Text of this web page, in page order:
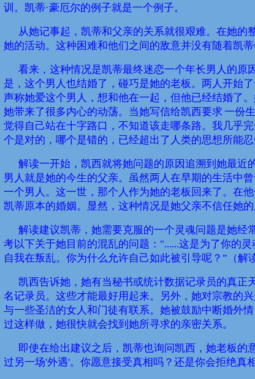
训。凯蒂·豪厄尔的例子就是一个例子。
从她记事起，凯蒂和父亲的关系就很艰难。在她的
她的活动。这种困难和他们之间的敌意并没有随着凯蒂
看来，这种情况是凯蒂最终迷恋一个年长男人的原
是，这个男人也结婚了，碰巧是她的老板。两人开始
声称她爱这个男人，想和他在一起，但他已经结婚了
她带来了很多内心的动荡。当她写信给凯西要求 一份
觉得自己站在十字路口，不知道该走哪条路。我几乎
个是对的，哪个是错的，已经超出了人类的思想所能
解读一开始，凯西就将她问题的原因追溯到她最近
男人就是她的今生的父亲。虽然两人在早期的生活中
一个男人。这一世，那个人作为她的老板回来了。在
凯蒂原本的婚姻。显然，这种情况是她父亲不信任她的
解读建议凯蒂，她需要克服的一个灵魂问题是她经
考以下关于她目前的混乱的问题： "......这是为了你的
自我在叛乱。你为什么允许自己如此被引导呢？”（解
凯西告诉她，她有当秘书或统计数据记录员的真正
名记录员。这些才能最好用起来。另外，她对宗教的
与一些圣洁的女人和门徒有联系。她被鼓励中断婚外
过这样做，她很快就会找到她所寻求的亲密关系。
即使在给出建议之后，凯蒂也询问凯西，她老板的
过另一场'外遇'。你愿意接受真相吗？还是你会拒绝真